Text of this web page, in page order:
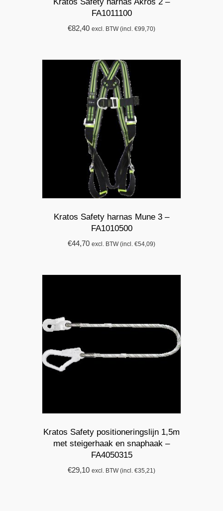
Kratos Safety harnas Akros 2 –
FA1011100
€82,40 excl. BTW (incl. €99,70)
Kratos Safety harnas Mune 3 –
FA1010500
€44,70 excl. BTW (incl. €54,09)
Kratos Safety positioneringslijn 1,5m
met steigerhaak en snaphaak –
FA4050315
€29,10 excl. BTW (incl. €35,21 )